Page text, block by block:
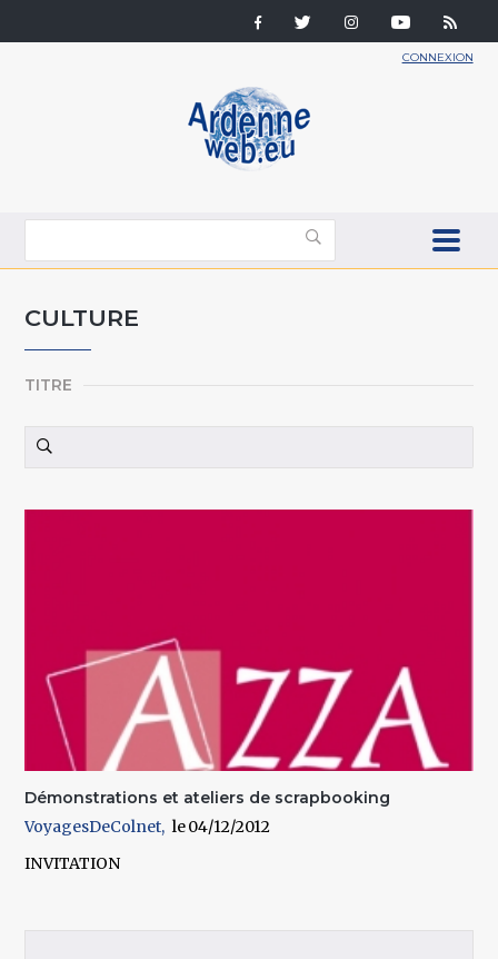
CONNEXION
CULTURE
TITRE
Démonstrations et ateliers de scrapbooking
VoyagesDeColnet
04/12/2012
INVITATION